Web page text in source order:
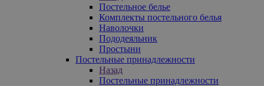
Постельное белье
Комплекты постельного белья
Наволочки
Пододеяльник
Простыни
Постельные принадлежности
Назад
Постельные принадлежности